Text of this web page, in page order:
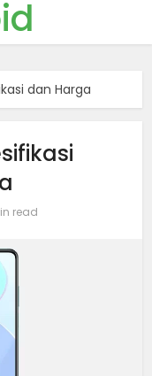
dan Harga
read